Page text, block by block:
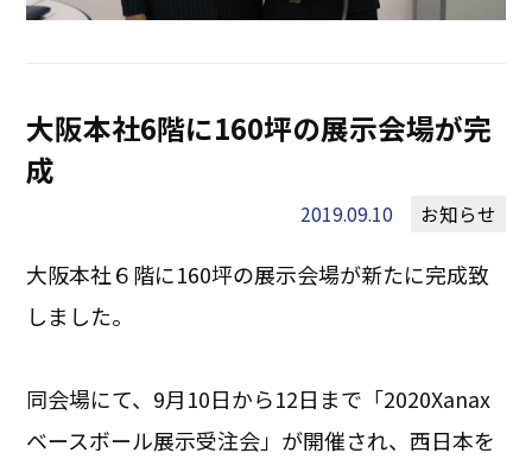
大阪本社6階に160坪の展示会場が完
成
2019.09.10 お知らせ
大阪本社６階に160坪の展示会場が新たに完成致
しました。
同会場にて、9月10日から12日まで「2020Xanax
ベースボール展示受注会」が開催され、西日本を